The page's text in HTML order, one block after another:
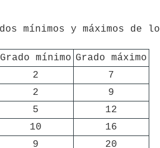
Grado mínimo Grado máximo
2
7
2
9
5
12
10
16
9 20